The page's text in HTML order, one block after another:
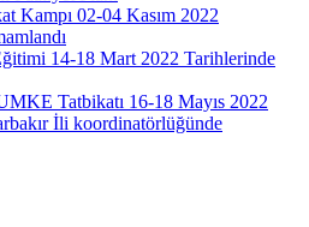
Kampı 02-04 Kasım 2022
14-18 Mart 2022 Tarihlerinde
Tatbikatı 16-18 Mayıs 2022
İli koordinatörlüğünde